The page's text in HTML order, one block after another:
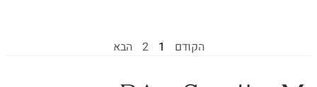
הקודם 1
2 הבא